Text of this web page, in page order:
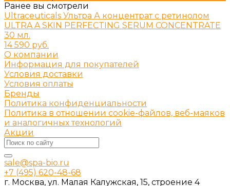
Ранее вы смотрели
Ultraceuticals Ультра А концентрат с ретинолом
ULTRA A SKIN PERFECTING SERUM CONCENTRATE
30 мл.
14 590 руб.
О компании
Информация для покупателей
Условия доставки
Условия оплаты
Бренды
Политика конфиденциальности
Политика в отношении cookie-файлов, веб-маяков
и аналогичных технологий
Акции
sale@spa-bio.ru
+7 (495) 620-48-68
г. Москва, ул. Малая Калужская, 15, строение 4